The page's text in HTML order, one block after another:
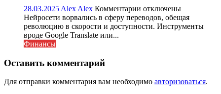
28.03.2025 Alex Alex Комментарии к
записи
Как
и
ограничения
отключены
Нейросети ворвались в сферу переводов, обещая
революцию в скорости и доступности. Инструменты
вроде Google Translate или...
Финансы
Оставить комментарий
Для отправки комментария вам необходимо авторизоваться.